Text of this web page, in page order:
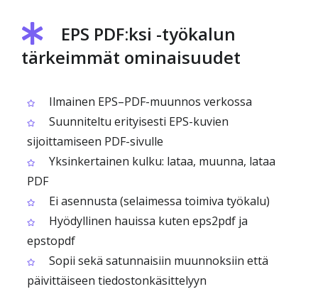
EPS PDF:ksi -työkalun
tärkeimmät ominaisuudet
Ilmainen EPS–PDF-muunnos verkossa
Suunniteltu erityisesti EPS-kuvien
sijoittamiseen PDF-sivulle
Yksinkertainen kulku: lataa, muunna, lataa
PDF
Ei asennusta (selaimessa toimiva työkalu)
Hyödyllinen hauissa kuten eps2pdf ja
epstopdf
Sopii sekä satunnaisiin muunnoksiin että
päivittäiseen tiedostonkäsittelyyn